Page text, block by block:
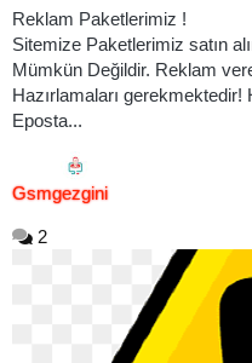
Reklam Paketlerimiz !
Sitemize Paketlerimiz satın
Mümkün Değildir. Reklam
Hazırlamaları gerekmektedir!
Eposta...
Gsmgezgini
2